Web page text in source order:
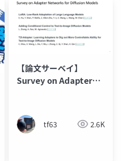
小児性愛 ペドフィリア
【論文サーベイ】
Survey on Adapter
tf63 2.6K